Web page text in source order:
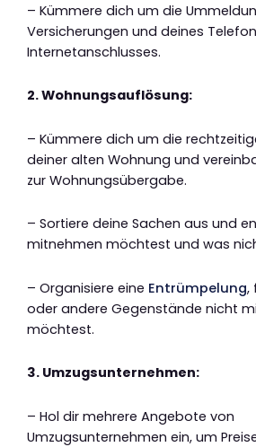
– Kümmere dich um die
Versicherungen und deines
Internetanschlusses.
2. Wohnungsauflösung:
– Kümmere dich um die
deiner alten Wohnung und
zur Wohnungsübergabe.
– Sortiere deine Sachen aus und
mitnehmen möchtest und was
– Organisiere eine Entrümpelung,
oder andere Gegenstände nicht
möchtest.
3. Umzugsunternehmen:
– Hol dir mehrere Angebote von
Umzugsunternehmen ein, um